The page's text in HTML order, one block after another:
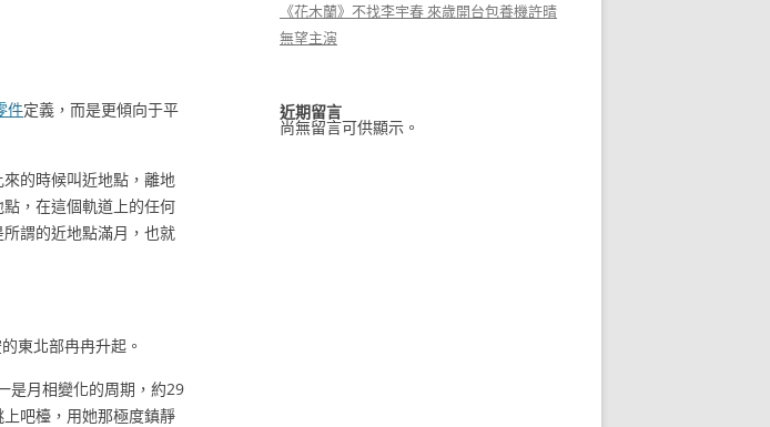
件定義，而是更傾向于平
的時候叫近地點，離地
，在這個軌道上的任何
謂的近地點滿月，也就
東北部冉冉升起。
是月相變化的周期，約29
吧檯，用她那極度鎮靜
《花木蘭》不找李宇春 來歲開台包養機許晴
無望主演
近期留言
尚無留言可供顯示。